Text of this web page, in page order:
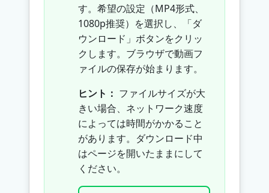
す。希望の設定（MP4形式、
1080p推奨）を選択し、「ダ
ウンロード」ボタンをクリッ
クします。ブラウザで動画フ
ァイルの保存が始まります。
ヒント： ファイルサイズが大
きい場合、ネットワーク速度
によっては時間がかかること
があります。ダウンロード中
はページを開いたままにして
ください。